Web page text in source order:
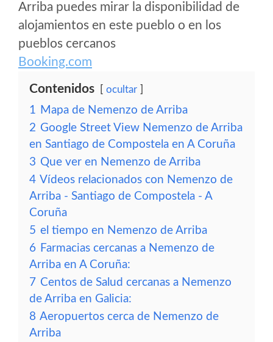
Arriba puedes mirar la disponibilidad de
alojamientos en este pueblo o en los
pueblos cercanos
Booking.com
Contenidos ocultar
1 Mapa de Nemenzo de Arriba
2 Google Street View Nemenzo de Arriba
en Santiago de Compostela en A Coruña
3 Que ver en Nemenzo de Arriba
4 Vídeos relacionados con Nemenzo de
Arriba - Santiago de Compostela - A
Coruña
5 el tiempo en Nemenzo de Arriba
6 Farmacias cercanas a Nemenzo de
Arriba en A Coruña:
7 Centos de Salud cercanas a Nemenzo
de Arriba en Galicia:
8 Aeropuertos cerca de Nemenzo de
Arriba